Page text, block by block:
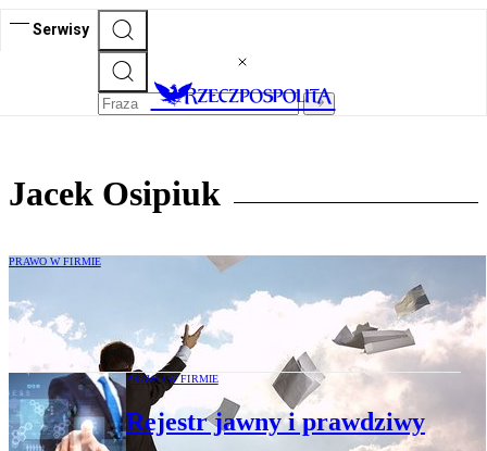
Serwisy
Jacek Osipiuk
PRAWO W FIRMIE
Tarcza antykryzysowa 3.0: Przymusowa
dematerializacja akcji odsunięta w czasie
PRAWO W FIRMIE
Rejestr jawny i prawdziwy